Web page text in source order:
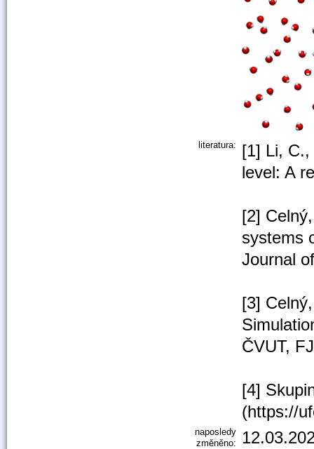
literatura:
[1] Li, C.,
level: A
[2]
systems
Journal
[3]
ČVUT,
[4]
(https://
naposledy
změněno: